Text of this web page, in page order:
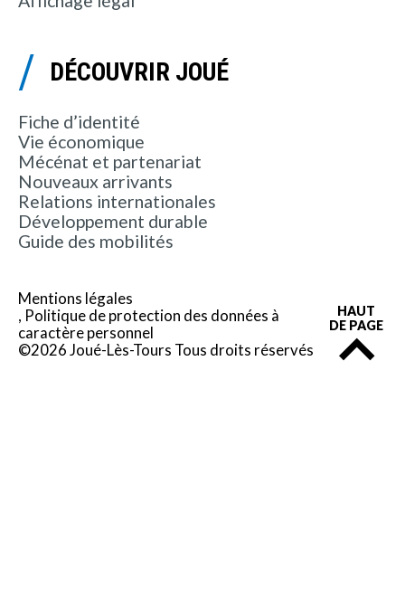
DÉCOUVRIR JOUÉ
Fiche d’identité
Vie économique
Mécénat et partenariat
Nouveaux arrivants
Relations internationales
Développement durable
Guide des mobilités
Mentions légales
Politique de protection des données à
caractère personnel
©2026 Joué-Lès-Tours Tous droits réservés
HAUT
DE PAGE